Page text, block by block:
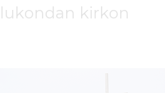
kirkon